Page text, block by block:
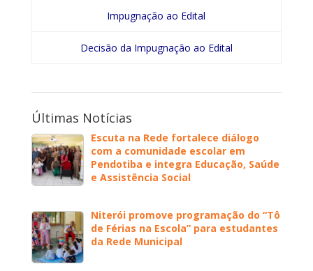
Impugnação ao Edital
Decisão da Impugnação ao Edital
Últimas Notícias
Escuta na Rede fortalece diálogo
com a comunidade escolar em
Pendotiba e integra Educação, Saúde
e Assistência Social
Niterói promove programação do “Tô
de Férias na Escola” para estudantes
da Rede Municipal